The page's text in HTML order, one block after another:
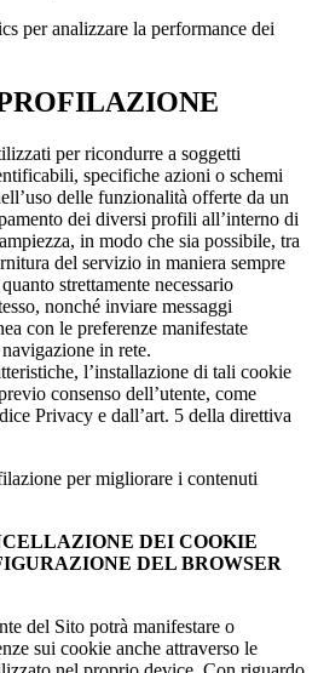
per analizzare la performance dei
per ricondurre a soggetti
specifiche azioni o schemi
delle funzionalità offerte da un
dei diversi profili all’interno di
in modo che sia possibile, tra
del servizio in maniera sempre
strettamente necessario
nonché inviare messaggi
con le preferenze manifestate
in rete.
l’installazione di tali cookie
consenso dell’utente, come
Privacy e dall’art. 5 della direttiva
per migliorare i contenuti
DEI COOKIE
DEL BROWSER
del Sito potrà manifestare o
sui cookie anche attraverso le